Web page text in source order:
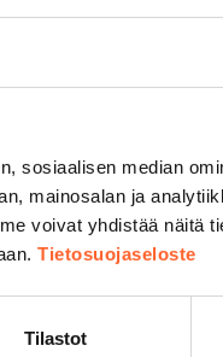
sosiaalisen median
mainosalan ja
voivat yhdistää näitä
Tietosuojaseloste
Tilastot
Talliosake
Vapaa
myyty